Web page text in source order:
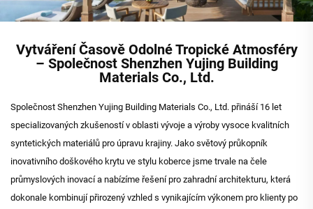
Vytváření Časově Odolné Tropické Atmosféry
– Společnost Shenzhen Yujing Building
Materials Co., Ltd.
Společnost Shenzhen Yujing Building Materials Co., Ltd. přináší 16 let
specializovaných zkušeností v oblasti vývoje a výroby vysoce kvalitních
syntetických materiálů pro úpravu krajiny. Jako světový průkopník
inovativního doškového krytu ve stylu koberce jsme trvale na čele
průmyslových inovací a nabízíme řešení pro zahradní architekturu, která
dokonale kombinují přirozený vzhled s vynikajícím výkonem pro klienty po